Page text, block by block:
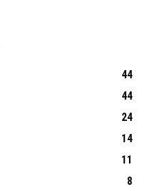
44
44
24
14
11
8